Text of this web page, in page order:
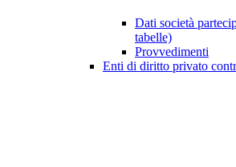
Dati società
tabelle)
Provvedimenti
Enti di diritto privato